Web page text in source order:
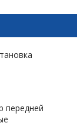
передней